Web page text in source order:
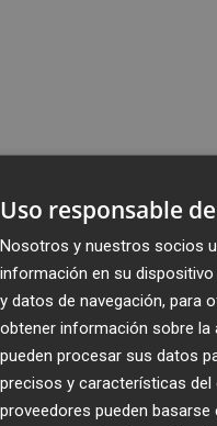
Uso responsable
Nosotros y nuestros socios
información en su
y datos de navegación, para
obtener información sobre la
pueden procesar sus datos
precisos y características
proveedores pueden